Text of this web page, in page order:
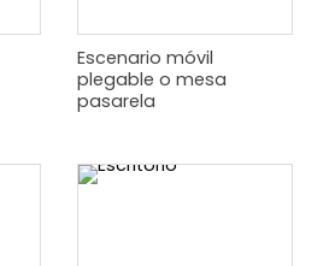
Escenario móvil
plegable o mesa
pasarela